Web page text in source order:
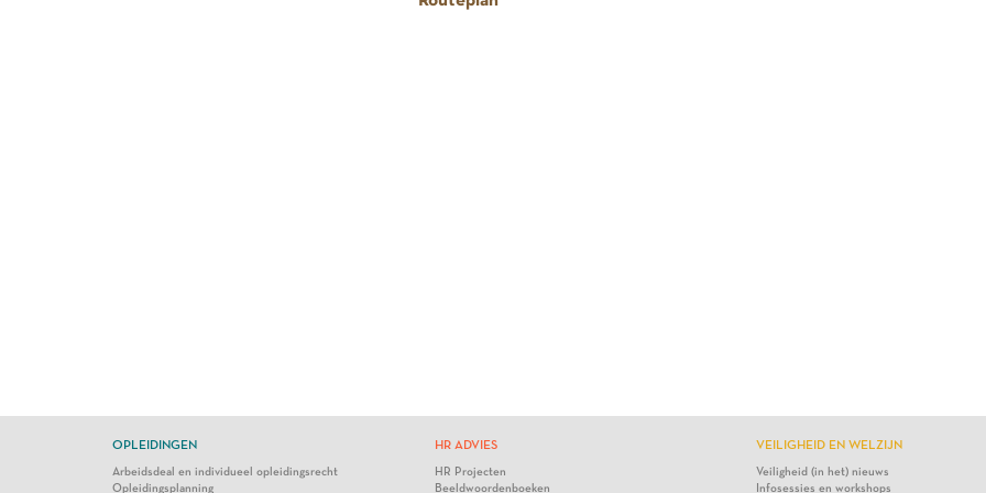
OPLEIDINGEN
Arbeidsdeal en individueel opleidingsrecht
Opleidingsplanning
HR ADVIES
HR Projecten
Beeldwoordenboeken
VEILIGHEID EN WELZIJN
Veiligheid (in het) nieuws
Infosessies en workshops